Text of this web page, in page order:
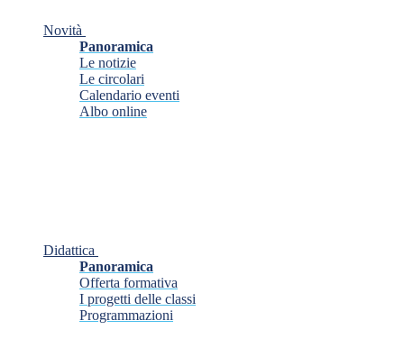
Novità
Panoramica
Le notizie
Le circolari
Calendario eventi
Albo online
Didattica
Panoramica
Offerta formativa
I progetti delle classi
Programmazioni